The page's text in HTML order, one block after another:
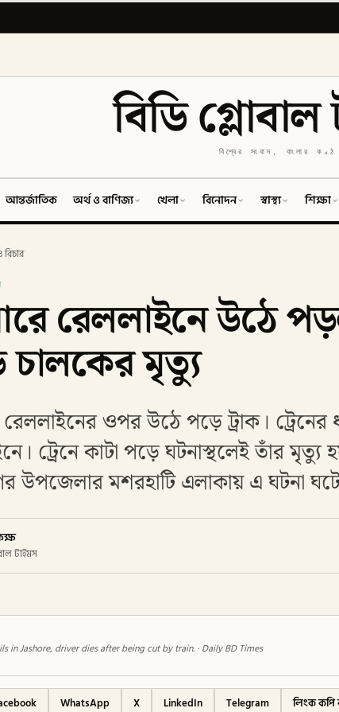
বিডি বিশ্বের সংবাদ, বাংলার কণ্ঠ
আন্তর্জাতিক অর্থ ও বাণিজ্য খেলা বিনোদন স্বাস্থ্য শিক্ষা
রেললাইনে উঠে
মৃত্যু
ওপর উঠে পড়ে ট্রাক। ট্রেনের
ট্রেনে কাটা পড়ে ঘটনাস্থলেই তাঁর
উপজেলার মশরহাটি এলাকায় এ ঘটনা
টাইমস
in Jashore, driver dies after being cut by train. · Daily BD Times
WhatsApp X LinkedIn Telegram লিংক